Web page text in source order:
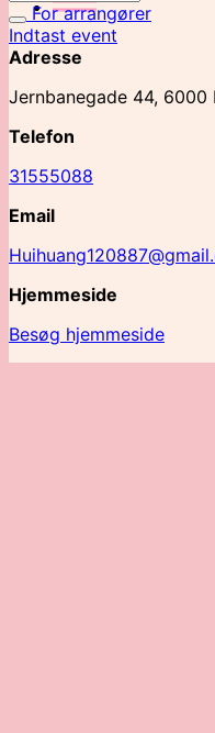
For arrangører
Indtast event
Adresse
Jernbanegade 44, 6000
Telefon
31555088
Email
Hjemmeside
Besøg hjemmeside